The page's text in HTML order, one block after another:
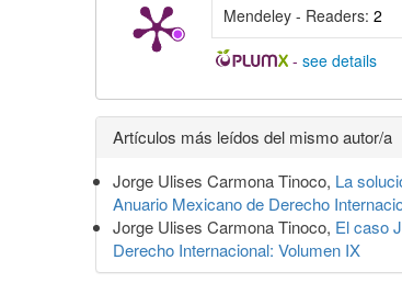
Mendeley - Readers: 2
- see details
Detalles
del
artículo
Artículos más leídos del mismo autor/a
Jorge Ulises Carmona Tinoco, La
Anuario Mexicano de Derecho
Jorge Ulises Carmona Tinoco, El caso
Derecho Internacional: Volumen IX